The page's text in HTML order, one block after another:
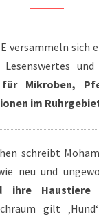
versammeln sich
Lesenswertes
für Mikroben,
im
schreibt
neu und
ihre Haustiere
gilt